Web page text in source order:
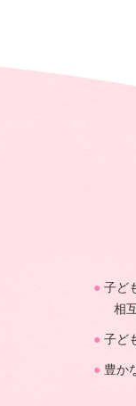
子ど
相
子ど
豊か